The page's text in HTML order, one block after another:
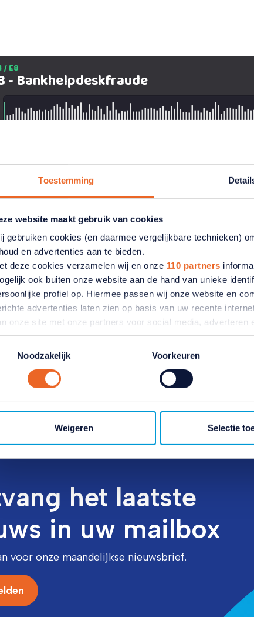
Toestemming
website maakt gebruik van cookies
gebruiken cookies (en daarmee vergelijkbare technieken)
en advertenties aan te bieden.
deze cookies verzamelen wij en onze 110 partners
ook buiten onze website aan de hand van unieke
profiel op. Hiermee passen wij onze website en
advertenties laten zien op basis van uw recente
onze site met onze partners voor social media, adverteren
met andere informatie die u aan ze heeft verstrekt
services. Verandert u later van gedachten? U kunt uw
hierover meer in ons
en cookiebeleid
Noodzakelijk
Voorkeuren
Weigeren Selectie
hieronder het
van het MOB
het laatste
in uw mailbox
voor onze maandelijkse nieuwsbrief.